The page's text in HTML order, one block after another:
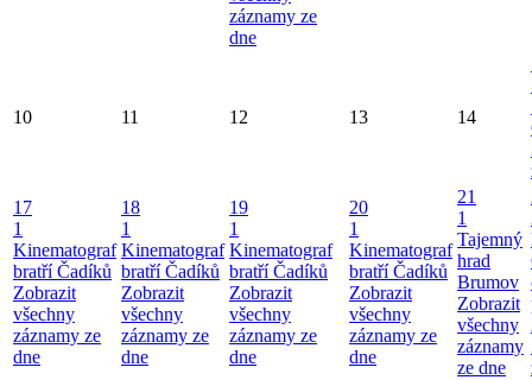
záznamy ze
dne
10 11 12 13 14
17
1
Kinematograf
bratří Čadíků
Zobrazit
všechny
záznamy ze
dne
18
1
Kinematograf
bratří Čadíků
Zobrazit
všechny
záznamy ze
dne
19
1
Kinematograf
bratří Čadíků
Zobrazit
všechny
záznamy ze
dne
20
1
Kinematograf
bratří Čadíků
Zobrazit
všechny
záznamy ze
dne
21
1
Tajemný
hrad
Brumov
Zobrazit
všechny
záznamy
ze dne